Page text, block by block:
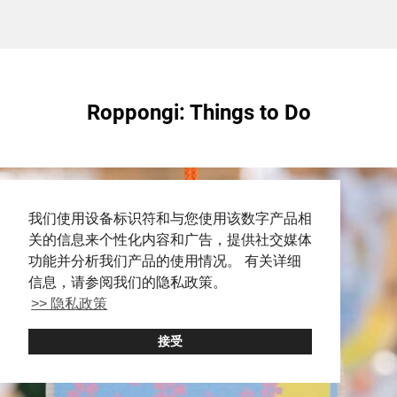
我们使用设备标识符和与您使用该数字产品相
关的信息来个性化内容和广告，提供社交媒体
功能并分析我们产品的使用情况。 有关详细
信息，请参阅我们的隐私政策。
>> 隐私政策
接受
Roppongi: Things to Do